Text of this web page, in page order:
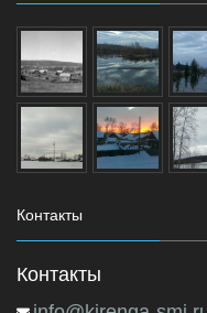
Контакты
Контакты